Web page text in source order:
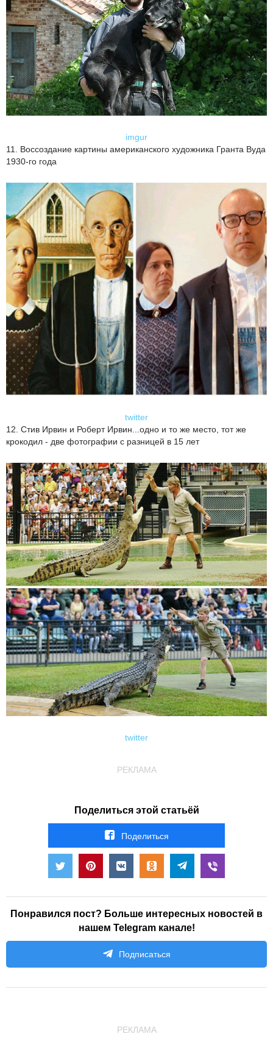
imgur
11. Воссоздание картины американского художника Гранта Вуда
1930-го года
twitter
12. Стив Ирвин и Роберт Ирвин...одно и то же место, тот же
крокодил - две фотографии с разницей в 15 лет
twitter
РЕКЛАМА
Поделиться этой статьёй
Поделиться
Понравился пост? Больше интересных новостей в
нашем Telegram канале!
Подписаться
РЕКЛАМА